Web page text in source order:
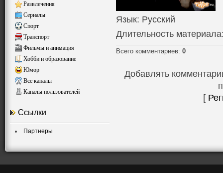
Развлечения
Сериалы
Спорт
Транспорт
Фильмы и анимация
Хобби и образование
Юмор
Все каналы
Каналы пользователей
Ссылки
Партнеры
Язык: Русский
Длительность материала
Всего комментариев: 0
Добавлять
[